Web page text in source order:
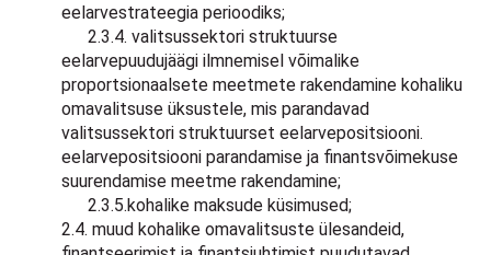
eelarvestrateegia perioodiks;
2.3.4. valitsussektori struktuurse
eelarvepuudujäägi ilmnemisel võimalike
proportsionaalsete meetmete rakendamine kohaliku
omavalitsuse üksustele, mis parandavad
valitsussektori struktuurset eelarvepositsiooni.
eelarvepositsiooni parandamise ja finantsvõimekuse
suurendamise meetme rakendamine;
2.3.5.kohalike maksude küsimused;
2.4. muud kohalike omavalitsuste ülesandeid,